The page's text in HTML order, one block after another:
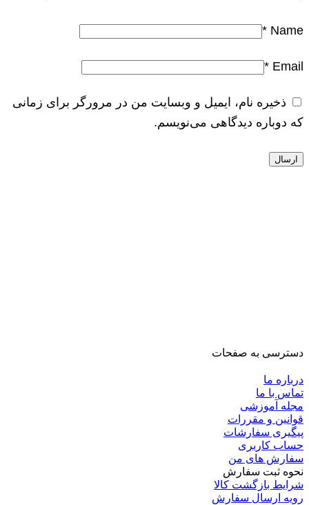
Name
*
Email
*
ذخیره نام، ایمیل و وبسایت من در مرورگر برای زمانی
که دوباره دیدگاهی می‌نویسم.
دسترسی به صفحات
درباره ما
تماس با ما
مجله آموزشی
قوانین و مقررات
پیگیری سفارشات
حساب کاربری
سفارش های من
نحوه ثبت سفارش
شرایط بازگشت کالا
رویه ارسال سفارش